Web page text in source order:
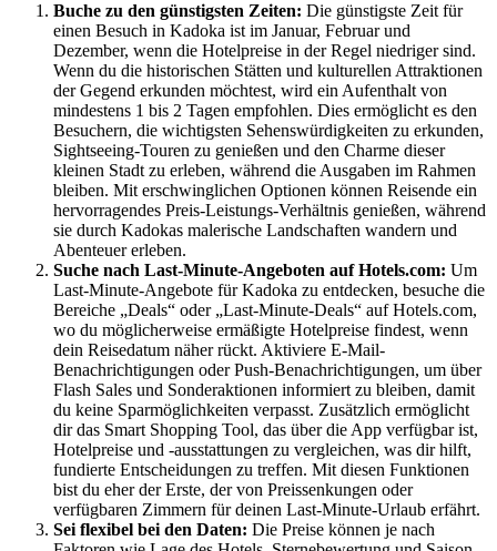
Buche zu den günstigsten Zeiten: Die günstigste Zeit für
einen Besuch in Kadoka ist im Januar, Februar und
Dezember, wenn die Hotelpreise in der Regel niedriger sind.
Wenn du die historischen Stätten und kulturellen Attraktionen
der Gegend erkunden möchtest, wird ein Aufenthalt von
mindestens 1 bis 2 Tagen empfohlen. Dies ermöglicht es den
Besuchern, die wichtigsten Sehenswürdigkeiten zu erkunden,
Sightseeing-Touren zu genießen und den Charme dieser
kleinen Stadt zu erleben, während die Ausgaben im Rahmen
bleiben. Mit erschwinglichen Optionen können Reisende ein
hervorragendes Preis-Leistungs-Verhältnis genießen, während
sie durch Kadokas malerische Landschaften wandern und
Abenteuer erleben.
Suche nach Last-Minute-Angeboten auf Hotels.com: Um
Last-Minute-Angebote für Kadoka zu entdecken, besuche die
Bereiche „Deals“ oder „Last-Minute-Deals“ auf Hotels.com,
wo du möglicherweise ermäßigte Hotelpreise findest, wenn
dein Reisedatum näher rückt. Aktiviere E-Mail-
Benachrichtigungen oder Push-Benachrichtigungen, um über
Flash Sales und Sonderaktionen informiert zu bleiben, damit
du keine Sparmöglichkeiten verpasst. Zusätzlich ermöglicht
dir das Smart Shopping Tool, das über die App verfügbar ist,
Hotelpreise und -ausstattungen zu vergleichen, was dir hilft,
fundierte Entscheidungen zu treffen. Mit diesen Funktionen
bist du eher der Erste, der von Preissenkungen oder
verfügbaren Zimmern für deinen Last-Minute-Urlaub erfährt.
Sei flexibel bei den Daten: Die Preise können je nach